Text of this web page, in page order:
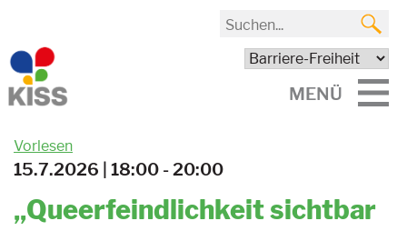
MENÜ
Vorlesen
15.7.2026 | 18:00 - 20:00
„Queerfeindlichkeit sichtbar